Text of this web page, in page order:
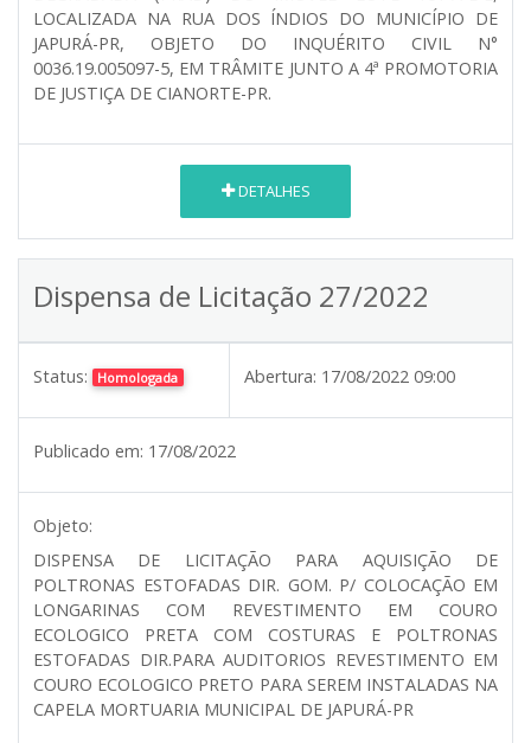
LOCALIZADA NA RUA DOS ÍNDIOS DO MUNICÍPIO DE
JAPURÁ-PR, OBJETO DO INQUÉRITO CIVIL N°
0036.19.005097-5, EM TRÂMITE JUNTO A 4ª PROMOTORIA
DE JUSTIÇA DE CIANORTE-PR.
DETALHES
Dispensa de Licitação 27/2022
Status: Homologada Abertura: 17/08/2022 09:00
Publicado em: 17/08/2022
Objeto:
DISPENSA DE LICITAÇÃO PARA AQUISIÇÃO DE
POLTRONAS ESTOFADAS DIR. GOM. P/ COLOCAÇÃO EM
LONGARINAS COM REVESTIMENTO EM COURO
ECOLOGICO PRETA COM COSTURAS E POLTRONAS
ESTOFADAS DIR.PARA AUDITORIOS REVESTIMENTO EM
COURO ECOLOGICO PRETO PARA SEREM INSTALADAS NA
CAPELA MORTUARIA MUNICIPAL DE JAPURÁ-PR